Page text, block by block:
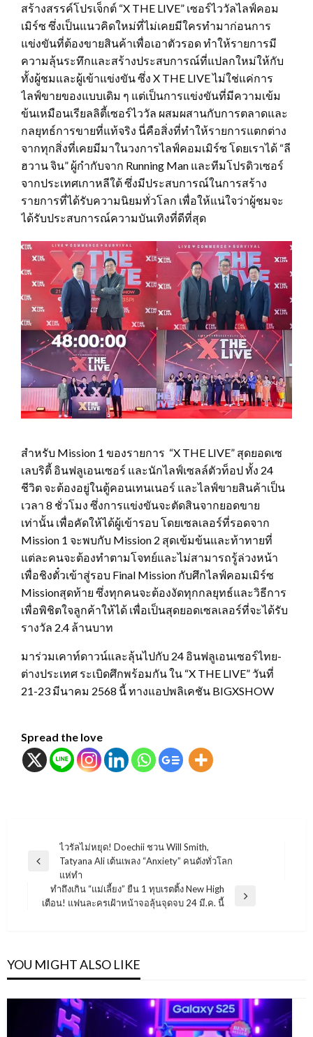
สร้างสรรค์โปรเจ็กต์ “X THE LIVE” เซอร์ไววัลไลฟ์คอม
เมิร์ซ ซึ่งเป็นแนวคิดใหม่ที่ไม่เคยมีใครทำมาก่อนการ
แข่งขันที่ต้องขายสินค้าเพื่อเอาตัวรอด ทำให้รายการมี
ความลุ้นระทึกและสร้างประสบการณ์ที่แปลกใหม่ให้กับ
ทั้งผู้ชมและผู้เข้าแข่งขัน ซึ่ง X THE LIVE ไม่ใช่แค่การ
ไลฟ์ขายของแบบเดิม ๆ แต่เป็นการแข่งขันที่มีความเข้ม
ข้นเหมือนเรียลลิตี้เซอร์ไววัล ผสมผสานกับการตลาดและ
กลยุทธ์การขายที่แท้จริง นี่คือสิ่งที่ทำให้รายการแตกต่าง
จากทุกสิ่งที่เคยมีมาในวงการไลฟ์คอมเมิร์ซ โดยเราได้ “ลี
ฮวาน จิน” ผู้กำกับจาก Running Man และทีมโปรดิวเซอร์
จากประเทศเกาหลีใต้ ซึ่งมีประสบการณ์ในการสร้าง
รายการที่ได้รับความนิยมทั่วโลก เพื่อให้แน่ใจว่าผู้ชมจะ
ได้รับประสบการณ์ความบันเทิงที่ดีที่สุด
สำหรับ Mission 1 ของรายการ “X THE LIVE” สุดยอดเซ
เลบริตี้ อินฟลูเอนเซอร์ และนักไลฟ์เซลล์ตัวท็อป ทั้ง 24
ชีวิต จะต้องอยู่ในตู้คอนเทนเนอร์ และไลฟ์ขายสินค้าเป็น
เวลา 8 ชั่วโมง ซึ่งการแข่งขันจะตัดสินจากยอดขาย
เท่านั้น เพื่อคัดให้ได้ผู้เข้ารอบ โดยเซลเลอร์ที่รอดจาก
Mission 1 จะพบกับ Mission 2 สุดเข้มข้นและท้าทายที่
แต่ละคนจะต้องทำตามโจทย์และไม่สามารถรู้ล่วงหน้า
เพื่อชิงตั๋วเข้าสู่รอบ Final Mission กับศึกไลฟ์คอมเมิร์ซ
Missionสุดท้าย ซึ่งทุกคนจะต้องงัดทุกกลยุทธ์และวิธีการ
เพื่อพิชิตใจลูกค้าให้ได้ เพื่อเป็นสุดยอดเซลเลอร์ที่จะได้รับ
รางวัล 2.4 ล้านบาท
มาร่วมเคาท์ดาวน์และลุ้นไปกับ 24 อินฟลูเอนเซอร์ไทย-
ต่างประเทศ ระเบิดศึกพร้อมกัน ใน “X THE LIVE” วันที่
21-23 มีนาคม 2568 นี้ ทางแอปพลิเคชัน BIGXSHOW
Spread the love
แนะแนว
เรื่อง
Previous
ไวรัลไม่หยุด! Doechii ชวน Will Smith,
Tatyana Ali เต้นเพลง “Anxiety” คนดังทั่วโลก
แห่ทำ
Next
ทำถึงเกิน “แม่เลี้ยง” ยืน 1 ทุบเรตติ้ง New High
เตือน! แฟนละครเฝ้าหน้าจอลุ้นจุดจบ 24 มี.ค. นี้
YOU MIGHT ALSO LIKE